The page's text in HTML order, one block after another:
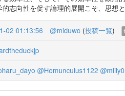
的志向性を促す論理的展開こそ、思想
02 01:13:56 @miduwo (投稿一覧)
@Homunculus1122